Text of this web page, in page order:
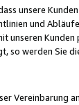
unsere
und
so werden Sie